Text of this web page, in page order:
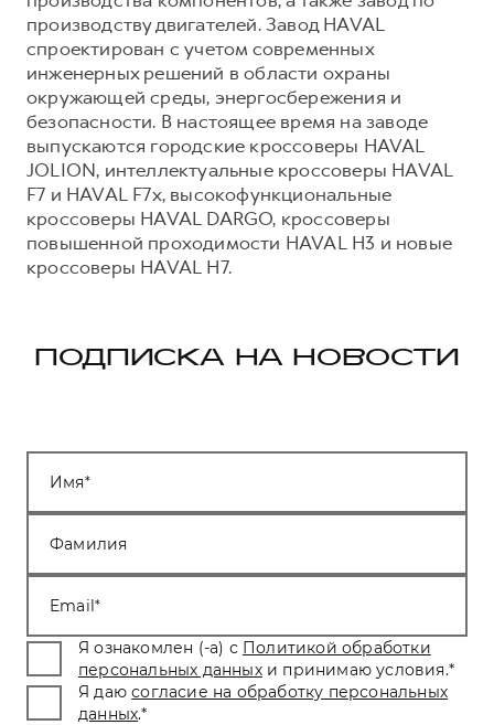
производству двигателей. Завод HAVAL
спроектирован с учетом современных
инженерных решений в области охраны
окружающей среды, энергосбережения и
безопасности. В настоящее время на заводе
выпускаются городские кроссоверы HAVAL
JOLION, интеллектуальные кроссоверы HAVAL
F7 и HAVAL F7x, высокофункциональные
кроссоверы HAVAL DARGO, кроссоверы
повышенной проходимости HAVAL H3 и новые
кроссоверы HAVAL H7.
ПОДПИСКА НА НОВОСТИ
Имя
Фамилия
Email
Я ознакомлен (-а) с Политикой обработки
персональных данных и принимаю условия.*
Я даю согласие на обработку персональных
данных.*